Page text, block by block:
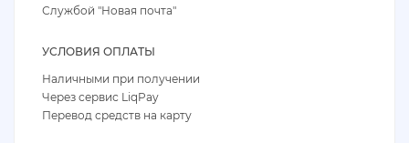
Службой "Новая почта"
УСЛОВИЯ ОПЛАТЫ
Наличными при получении
Через сервис LiqPay
Перевод средств на карту